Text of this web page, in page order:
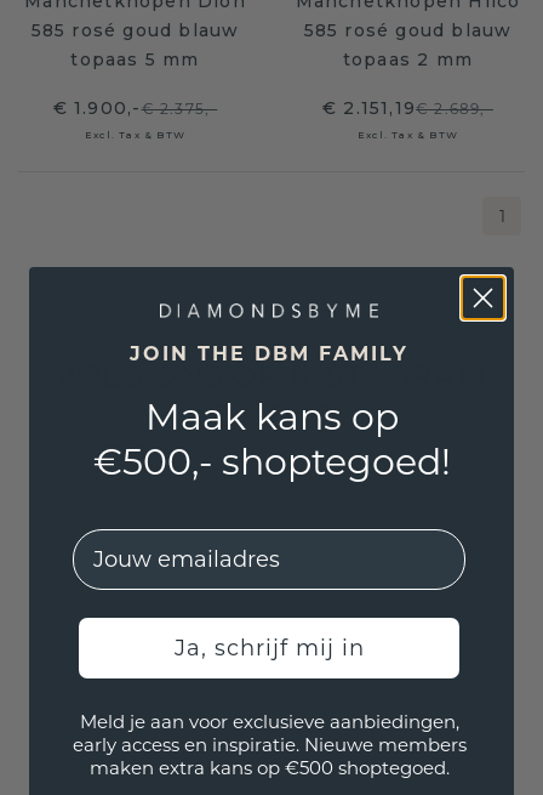
585 rosé goud blauw
topaas 5 mm
€ 1.900,-€ 2.375,-
Excl. Tax & BTW
585 rosé goud blauw
topaas 2 mm
€ 2.151,19€ 2.689,-
Excl. Tax & BTW
1
JOIN THE DBM FAMILY
Maak kans op
€500,- shoptegoed!
EMail
Ja, schrijf mij in
Meld je aan voor exclusieve aanbiedingen,
early access en inspiratie. Nieuwe members
maken extra kans op €500 shoptegoed.